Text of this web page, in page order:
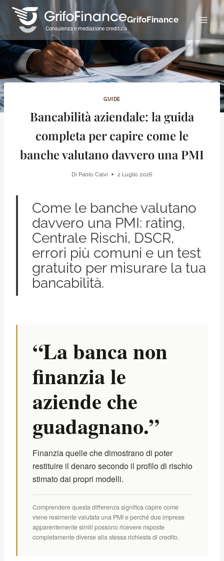
contenuto
GrifoFinance
GUIDE
Bancabilità aziendale: la guida
completa per capire come le
banche valutano davvero una PMI
Di Paolo Calvi 2 Luglio 2026
Come le banche valutano
davvero una PMI: rating,
Centrale Rischi, DSCR,
errori più comuni e un test
gratuito per misurare la tua
bancabilità.
“La banca non
finanzia le
aziende che
guadagnano.”
Finanzia quelle che dimostrano di poter
restituire il denaro secondo il profilo di rischio
stimato dai propri modelli.
Comprendere questa differenza significa capire come
viene realmente valutata una PMI e perché due imprese
apparentemente simili possono ricevere risposte
completamente diverse alla stessa richiesta di credito.